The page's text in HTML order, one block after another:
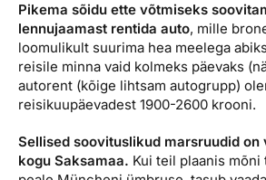
Pikema sõidu ette võtmiseks
lennujaamast rentida auto, mille
loomulikult suurima hea meelega
reisile minna vaid kolmeks päevaks
autorent (kõige lihtsam autogrupp)
reisikuupäevadest 1900-2600 krooni.
Sellised soovituslikud marsruudid on
kogu Saksamaa. Kui teil plaanis